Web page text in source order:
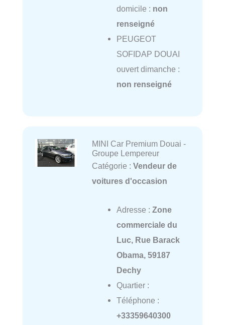
domicile : non
renseigné
PEUGEOT
SOFIDAP DOUAI
ouvert dimanche :
non renseigné
MINI Car Premium Douai -
Groupe Lempereur
Catégorie : Vendeur de
voitures d'occasion
Adresse : Zone
commerciale du
Luc, Rue Barack
Obama, 59187
Dechy
Quartier :
Téléphone :
+33359640300